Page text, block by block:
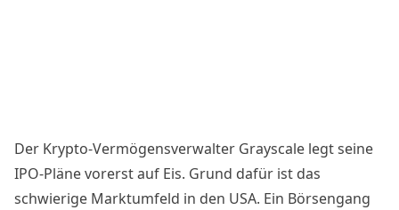
Der Krypto-Vermögensverwalter Grayscale legt seine
IPO-Pläne vorerst auf Eis. Grund dafür ist das
schwierige Marktumfeld in den USA. Ein Börsengang